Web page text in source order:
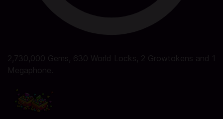
2,730,000 Gems, 630 World Locks, 2 Growtokens and 1
Megaphone.